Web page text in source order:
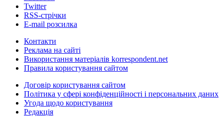
Twitter
RSS-стрічки
E-mail розсилка
Контакти
Реклама на сайті
Використання матеріалів korrespondent.net
Правила користування сайтом
Договір користування сайтом
Політика у сфері конфіденційності і персональних даних
Угода щодо користування
Редакція